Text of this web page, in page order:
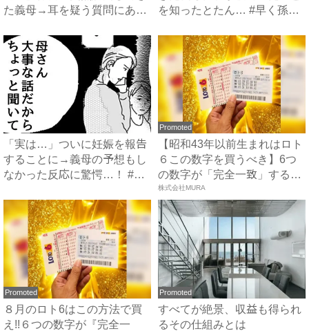
た義母→耳を疑う質問にあ
を知ったとたん… #早く孫
「実は…」ついに妊娠を報告
することに→義母の予想もし
なかった反応に驚愕…！ #
Promoted
【昭和43年以前生まれはロト
６この数字を買うべき】6つ
の数字が「完全一致」する
方...
株式会社MURA
Promoted
８月のロト6はこの方法で買
え!!６つの数字が『完全一
Promoted
すべてが絶景、収益も得られ
るその仕組みとは